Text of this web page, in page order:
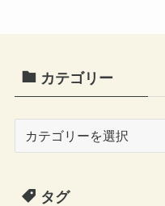
カテゴリー
ゴ
タグ